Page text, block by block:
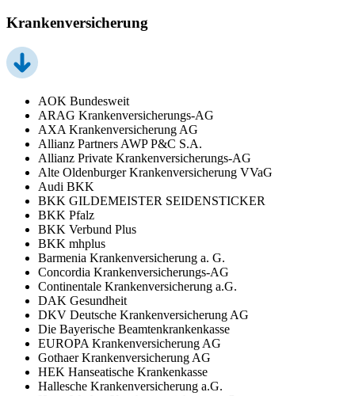
Krankenversicherung
AOK Bundesweit
ARAG Krankenversicherungs-AG
AXA Krankenversicherung AG
Allianz Partners AWP P&C S.A.
Allianz Private Krankenversicherungs-AG
Alte Oldenburger Krankenversicherung VVaG
Audi BKK
BKK GILDEMEISTER SEIDENSTICKER
BKK Pfalz
BKK Verbund Plus
BKK mhplus
Barmenia Krankenversicherung a. G.
Concordia Krankenversicherungs-AG
Continentale Krankenversicherung a.G.
DAK Gesundheit
DKV Deutsche Krankenversicherung AG
Die Bayerische Beamtenkrankenkasse
EUROPA Krankenversicherung AG
Gothaer Krankenversicherung AG
HEK Hanseatische Krankenkasse
Hallesche Krankenversicherung a.G.